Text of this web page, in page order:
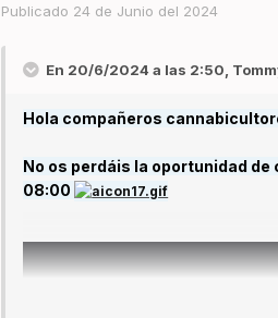
Publicado 24 de Junio del 2024
En 20/6/2024 a las 2:50,
Hola compañeros
No os perdáis la oportunidad de
08:00